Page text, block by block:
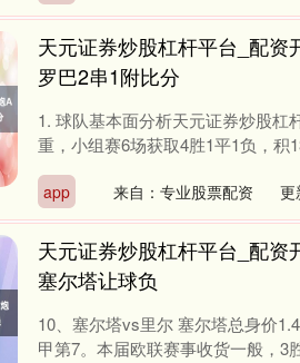
天元证券炒股杠杆平台_配
罗巴2串1附比分
1. 球队基本面分析天元证券炒股杠
重，小组赛6场获取4胜1平1负，积
app 来自：专业股票配资 更
天元证券炒股杠杆平台_配资
塞尔塔让球负
10、塞尔塔vs里尔 塞尔塔总身价
甲第7。本届欧联赛事收货一般，3